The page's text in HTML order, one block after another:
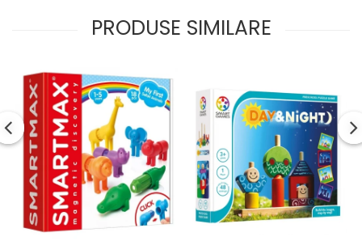
PRODUSE SIMILARE